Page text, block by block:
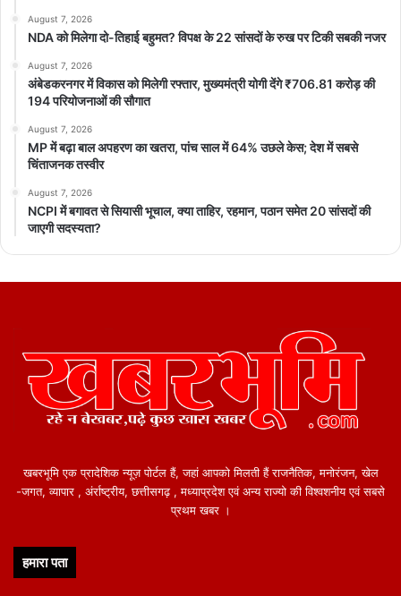
August 7, 2026
NDA को मिलेगा दो-तिहाई बहुमत? विपक्ष के 22 सांसदों के रुख पर टिकी सबकी नजर
August 7, 2026
अंबेडकरनगर में विकास को मिलेगी रफ्तार, मुख्यमंत्री योगी देंगे ₹706.81 करोड़ की
194 परियोजनाओं की सौगात
August 7, 2026
MP में बढ़ा बाल अपहरण का खतरा, पांच साल में 64% उछले केस; देश में सबसे
चिंताजनक तस्वीर
August 7, 2026
NCPI में बगावत से सियासी भूचाल, क्या ताहिर, रहमान, पठान समेत 20 सांसदों की
जाएगी सदस्यता?
खबरभूमि एक प्रादेशिक न्यूज़ पोर्टल हैं, जहां आपको मिलती हैं राजनैतिक, मनोरंजन, खेल
-जगत, व्यापार , अंर्राष्ट्रीय, छत्तीसगढ़ , मध्याप्रदेश एवं अन्य राज्यो की विश्वशनीय एवं सबसे
प्रथम खबर ।
हमारा पता